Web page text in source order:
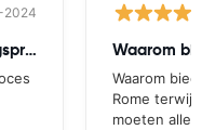
Goede zoekfunctie en boekingsproces
Waarom
Rome terwijl
moeten alle